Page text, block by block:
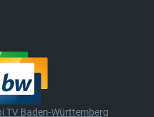
TV Baden-Württemberg